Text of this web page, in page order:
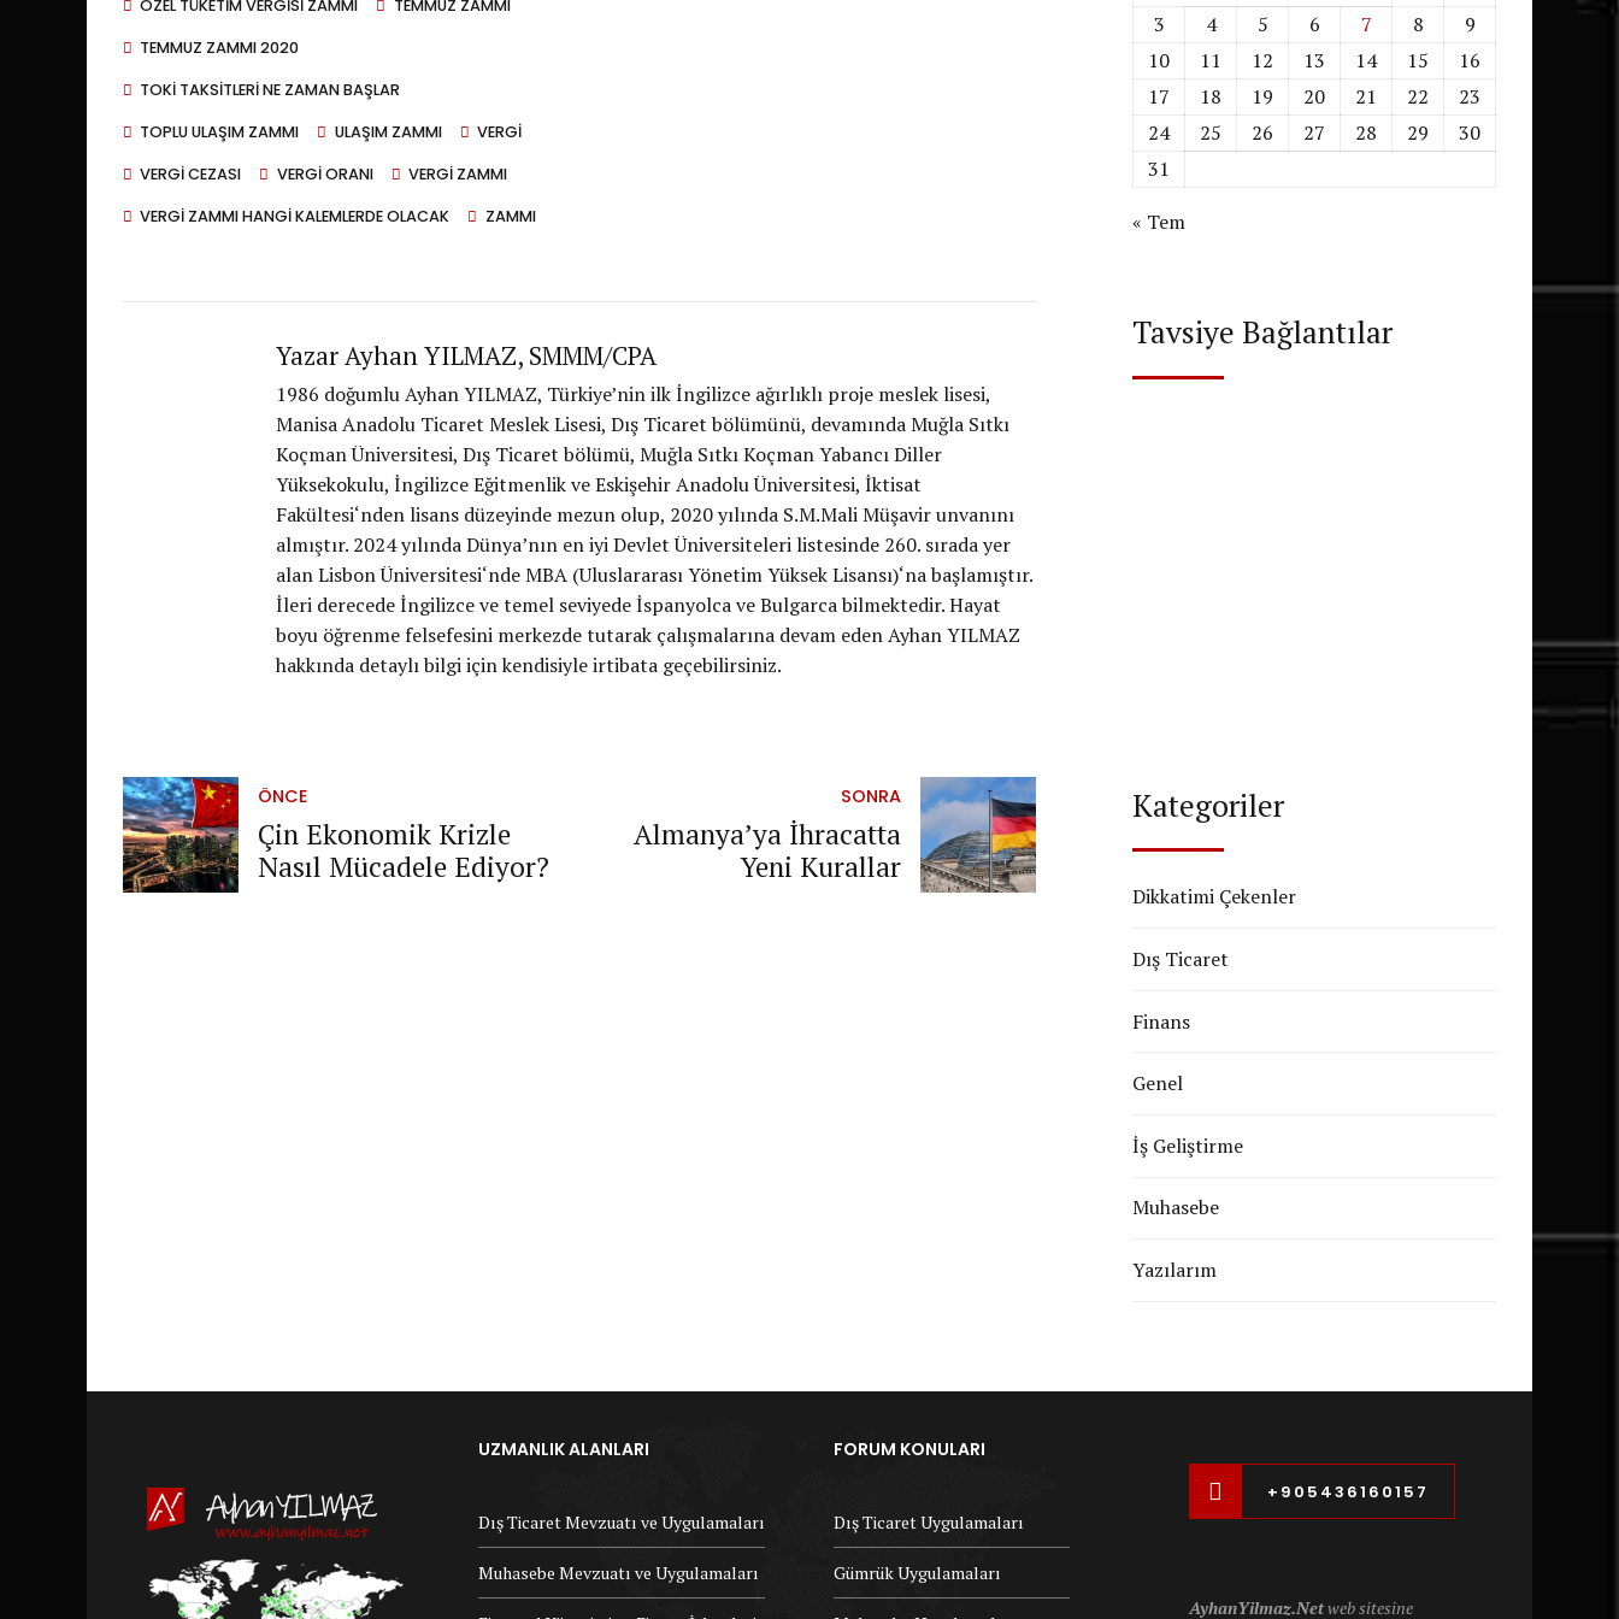
ÖZEL TÜKETIM VERGISI ZAMMI TEMMUZ ZAMMI
TEMMUZ ZAMMI 2020
TOKI TAKSITLERI NE ZAMAN BAŞLAR
TOPLU ULAŞIM ZAMMI ULAŞIM ZAMMI VERGI
VERGI CEZASI VERGI ORANI VERGI ZAMMI
VERGI ZAMMI HANGI KALEMLERDE OLACAK ZAMMI
Yazar Ayhan YILMAZ, SMMM/CPA
1986 doğumlu Ayhan YILMAZ, Türkiye’nin ilk İngilizce ağırlıklı proje meslek lisesi,
Manisa Anadolu Ticaret Meslek Lisesi, Dış Ticaret bölümünü, devamında Muğla Sıtkı
Koçman Üniversitesi, Dış Ticaret bölümü, Muğla Sıtkı Koçman Yabancı Diller
Yüksekokulu, İngilizce Eğitmenlik ve Eskişehir Anadolu Üniversitesi, İktisat
Fakültesi‘nden lisans düzeyinde mezun olup, 2020 yılında S.M.Mali Müşavir unvanını
almıştır. 2024 yılında Dünya’nın en iyi Devlet Üniversiteleri listesinde 260. sırada yer
alan Lisbon Üniversitesi‘nde MBA (Uluslararası Yönetim Yüksek Lisansı)‘na başlamıştır.
İleri derecede İngilizce ve temel seviyede İspanyolca ve Bulgarca bilmektedir. Hayat
boyu öğrenme felsefesini merkezde tutarak çalışmalarına devam eden Ayhan YILMAZ
hakkında detaylı bilgi için kendisiyle irtibata geçebilirsiniz.
ÖNCE
Çin Ekonomik Krizle
Nasıl Mücadele Ediyor?
SONRA
Almanya’ya İhracatta
Yeni Kurallar
3
4 5 6 7 8
9
10
11 12 13 14 15
16
17
18 19 20 21 22
23
24
25 26 27 28 29
30
31
« Tem
Tavsiye Bağlantılar
Kategoriler
Dikkatimi Çekenler
Dış Ticaret
Finans
Genel
İş Geliştirme
Muhasebe
Yazılarım
UZMANLIK ALANLARI
Dış Ticaret Mevzuatı ve Uygulamaları
Muhasebe Mevzuatı ve Uygulamaları
FORUM KONULARI
Dış Ticaret Uygulamaları
Gümrük Uygulamaları
+905436160157
AyhanYilmaz.Netweb sitesine